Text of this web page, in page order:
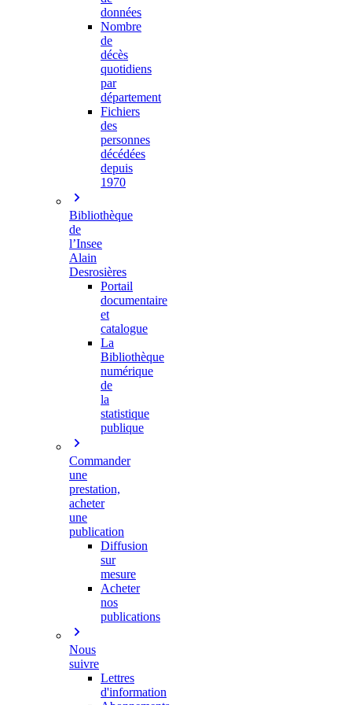
données
Nombre
de
décès
quotidiens
par
département
Fichiers
des
personnes
décédées
depuis
1970
Bibliothèque
de
l’Insee
Alain
Desrosières
Portail
documentaire
et
catalogue
La
Bibliothèque
numérique
de
la
statistique
publique
Commander
une
prestation,
acheter
une
publication
Diffusion
sur
mesure
Acheter
nos
publications
Nous
suivre
Lettres
d'information